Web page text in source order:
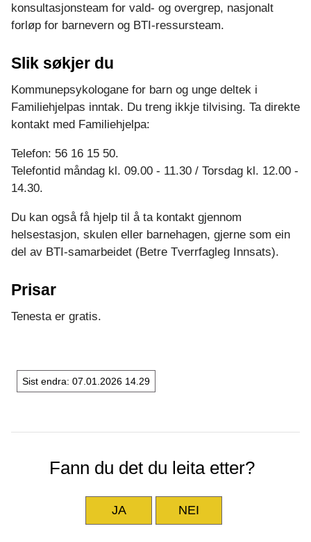
konsultasjonsteam for vald- og overgrep, nasjonalt
forløp for barnevern og BTI-ressursteam.
Slik søkjer du
Kommunepsykologane for barn og unge deltek i
Familiehjelpas inntak. Du treng ikkje tilvising. Ta direkte
kontakt med Familiehjelpa:
Telefon: 56 16 15 50.
Telefontid måndag kl. 09.00 - 11.30 / Torsdag kl. 12.00 -
14.30.
Du kan også få hjelp til å ta kontakt gjennom
helsestasjon, skulen eller barnehagen, gjerne som ein
del av BTI-samarbeidet (Betre Tverrfagleg Innsats).
Prisar
Tenesta er gratis.
Sist endra 07.01.2026 14.29
Fann du det du leita etter?
JA NEI